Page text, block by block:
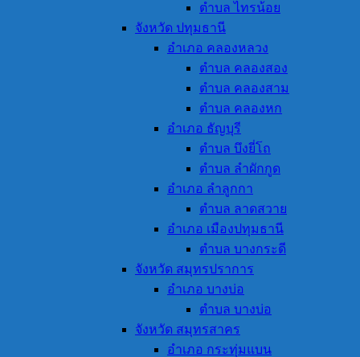
ตำบล ไทรน้อย
จังหวัด ปทุมธานี
อำเภอ คลองหลวง
ตำบล คลองสอง
ตำบล คลองสาม
ตำบล คลองหก
อำเภอ ธัญบุรี
ตำบล บึงยี่โถ
ตำบล ลำผักกูด
อำเภอ ลำลูกกา
ตำบล ลาดสวาย
อำเภอ เมืองปทุมธานี
ตำบล บางกระดี
จังหวัด สมุทรปราการ
อำเภอ บางบ่อ
ตำบล บางบ่อ
จังหวัด สมุทรสาคร
อำเภอ กระทุ่มแบน